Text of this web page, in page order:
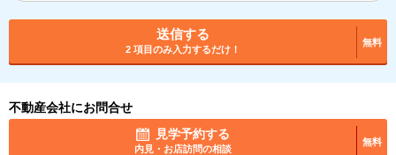
送信する
2 項目のみ入力するだけ！
無料
不動産会社にお問合せ
見学予約する
内見・お店訪問の相談
無料